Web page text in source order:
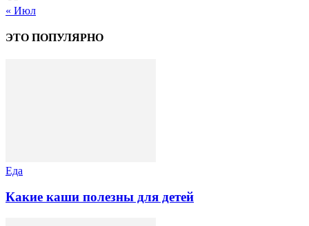
« Июл
ЭТО ПОПУЛЯРНО
Еда
Какие каши полезны для детей